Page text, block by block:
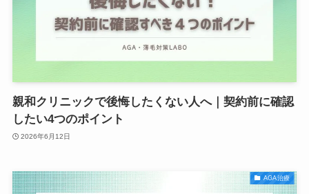
親和クリニックで後悔したくない人へ｜契約前に確認
したい4つのポイント
2026年6月12日
AGA治療